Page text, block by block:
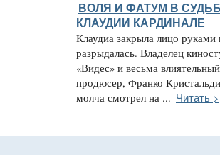
ВОЛЯ И ФАТУМ В
КЛАУДИИ КАРДИНАЛЕ
Клаудиа закрыла лицо руками
разрыдалась. Владелец
«Видес» и весьма влиятельный
продюсер, Франко Кристальди
молча смотрел на ... Читать